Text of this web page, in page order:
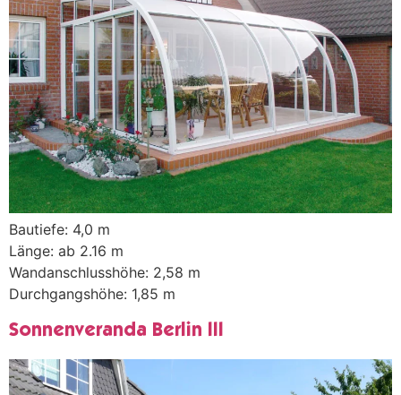
Bautiefe: 4,0 m
Länge: ab 2.16 m
Wandanschlusshöhe: 2,58 m
Durchgangshöhe: 1,85 m
Sonnenveranda Berlin III